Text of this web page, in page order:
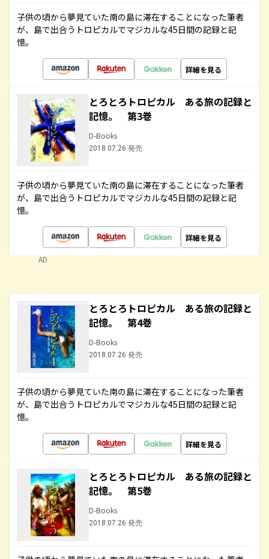
子供の頃から夢見ていた南の島に滞在することになった筆者
が、島で出合うトロピカルでマジカルな45日間の記録と記
憶。
詳細を見る
とろとろトロピカル ある旅の記録と
記憶。 第3巻
D-Books
2018.07.26 発売
子供の頃から夢見ていた南の島に滞在することになった筆者
が、島で出合うトロピカルでマジカルな45日間の記録と記
憶。
詳細を見る
AD
とろとろトロピカル ある旅の記録と
記憶。 第4巻
D-Books
2018.07.26 発売
子供の頃から夢見ていた南の島に滞在することになった筆者
が、島で出合うトロピカルでマジカルな45日間の記録と記
憶。
詳細を見る
とろとろトロピカル ある旅の記録と
記憶。 第5巻
D-Books
2018.07.26 発売